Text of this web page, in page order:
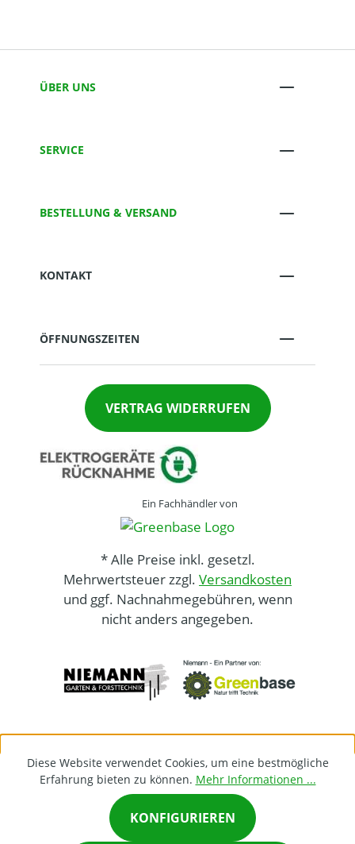
ÜBER UNS
SERVICE
BESTELLUNG & VERSAND
KONTAKT
ÖFFNUNGSZEITEN
VERTRAG WIDERRUFEN
Ein Fachhändler von
* Alle Preise inkl. gesetzl.
Mehrwertsteuer zzgl. Versandkosten
und ggf. Nachnahmegebühren, wenn
nicht anders angegeben.
Diese Website verwendet Cookies, um eine bestmögliche
Erfahrung bieten zu können. Mehr Informationen ...
KONFIGURIEREN